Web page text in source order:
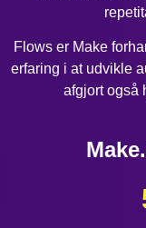
Flows er Make
erfaring i at udvikle
afgjort også